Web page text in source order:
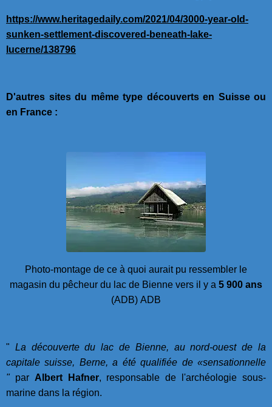
https://www.heritagedaily.com/2021/04/3000-year-old-
sunken-settlement-discovered-beneath-lake-
lucerne/138796
D'autres sites du même type découverts en Suisse ou
en France :
Photo-montage de ce à quoi aurait pu ressembler le
magasin du pêcheur du lac de Bienne vers il y a 5 900 ans
(ADB) ADB
" La découverte du lac de Bienne, au nord-ouest de la
capitale suisse, Berne, a été qualifiée de «sensationnelle
"par Albert Hafner, responsable de l'archéologie sous-
marine dans la région.